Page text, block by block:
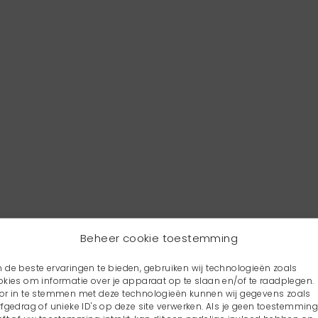
Beheer cookie toestemming
de beste ervaringen te bieden, gebruiken wij technologieën zoals
om informatie over je apparaat op te slaan en/of te raadplegen.
in te stemmen met deze technologieën kunnen wij gegevens zoals
of unieke ID's op deze site verwerken. Als je geen toestemming